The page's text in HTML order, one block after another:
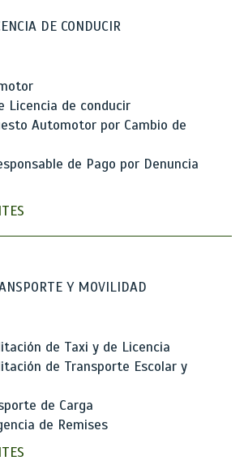
DE CONDUCIR
Licencia de conducir
Automotor por Cambio de
de Pago por Denuncia
Y MOVILIDAD
de Taxi y de Licencia
de Transporte Escolar y
de Carga
de Remises